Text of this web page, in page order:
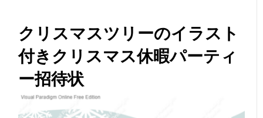
クリスマスツリーのイラスト
付きクリスマス休暇パーティ
ー招待状